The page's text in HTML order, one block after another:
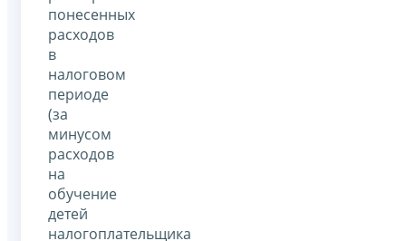
понесенных
расходов
в
налоговом
периоде
(за
минусом
расходов
на
обучение
детей
налогоплательщика